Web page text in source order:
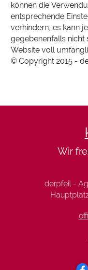
können die
entsprechende
verhindern, es kann
gegebenenfalls nicht
Website voll
© Copyright 2015 -
Wir
derpfeil -